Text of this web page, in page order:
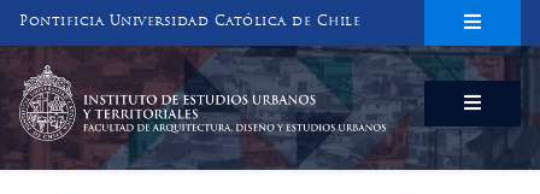
Pontificia Universidad Católica de Chile
INSTITUTO DE ESTUDIOS URBANOS
Y TERRITORIALES